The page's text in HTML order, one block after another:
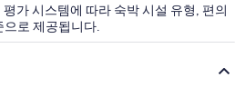
가 시스템에 따라 숙박 시설 유형, 편의
로 제공됩니다.